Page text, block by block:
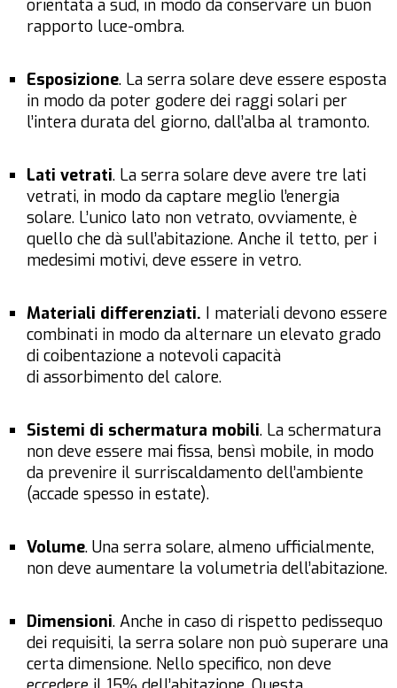
orientata a sud, in modo da conservare un buon
rapporto luce-ombra.
Esposizione. La serra solare deve essere esposta
in modo da poter godere dei raggi solari per
l’intera durata del giorno, dall’alba al tramonto.
Lati vetrati. La serra solare deve avere tre lati
vetrati, in modo da captare meglio l’energia
solare. L’unico lato non vetrato, ovviamente, è
quello che dà sull’abitazione. Anche il tetto, per i
medesimi motivi, deve essere in vetro.
Materiali differenziati. I materiali devono essere
combinati in modo da alternare un elevato grado
di coibentazione a notevoli capacità
di assorbimento del calore.
Sistemi di schermatura mobili. La schermatura
non deve essere mai fissa, bensì mobile, in modo
da prevenire il surriscaldamento dell’ambiente
(accade spesso in estate).
Volume. Una serra solare, almeno ufficialmente,
non deve aumentare la volumetria dell’abitazione.
Dimensioni. Anche in caso di rispetto pedissequo
dei requisiti, la serra solare non può superare una
certa dimensione. Nello specifico, non deve